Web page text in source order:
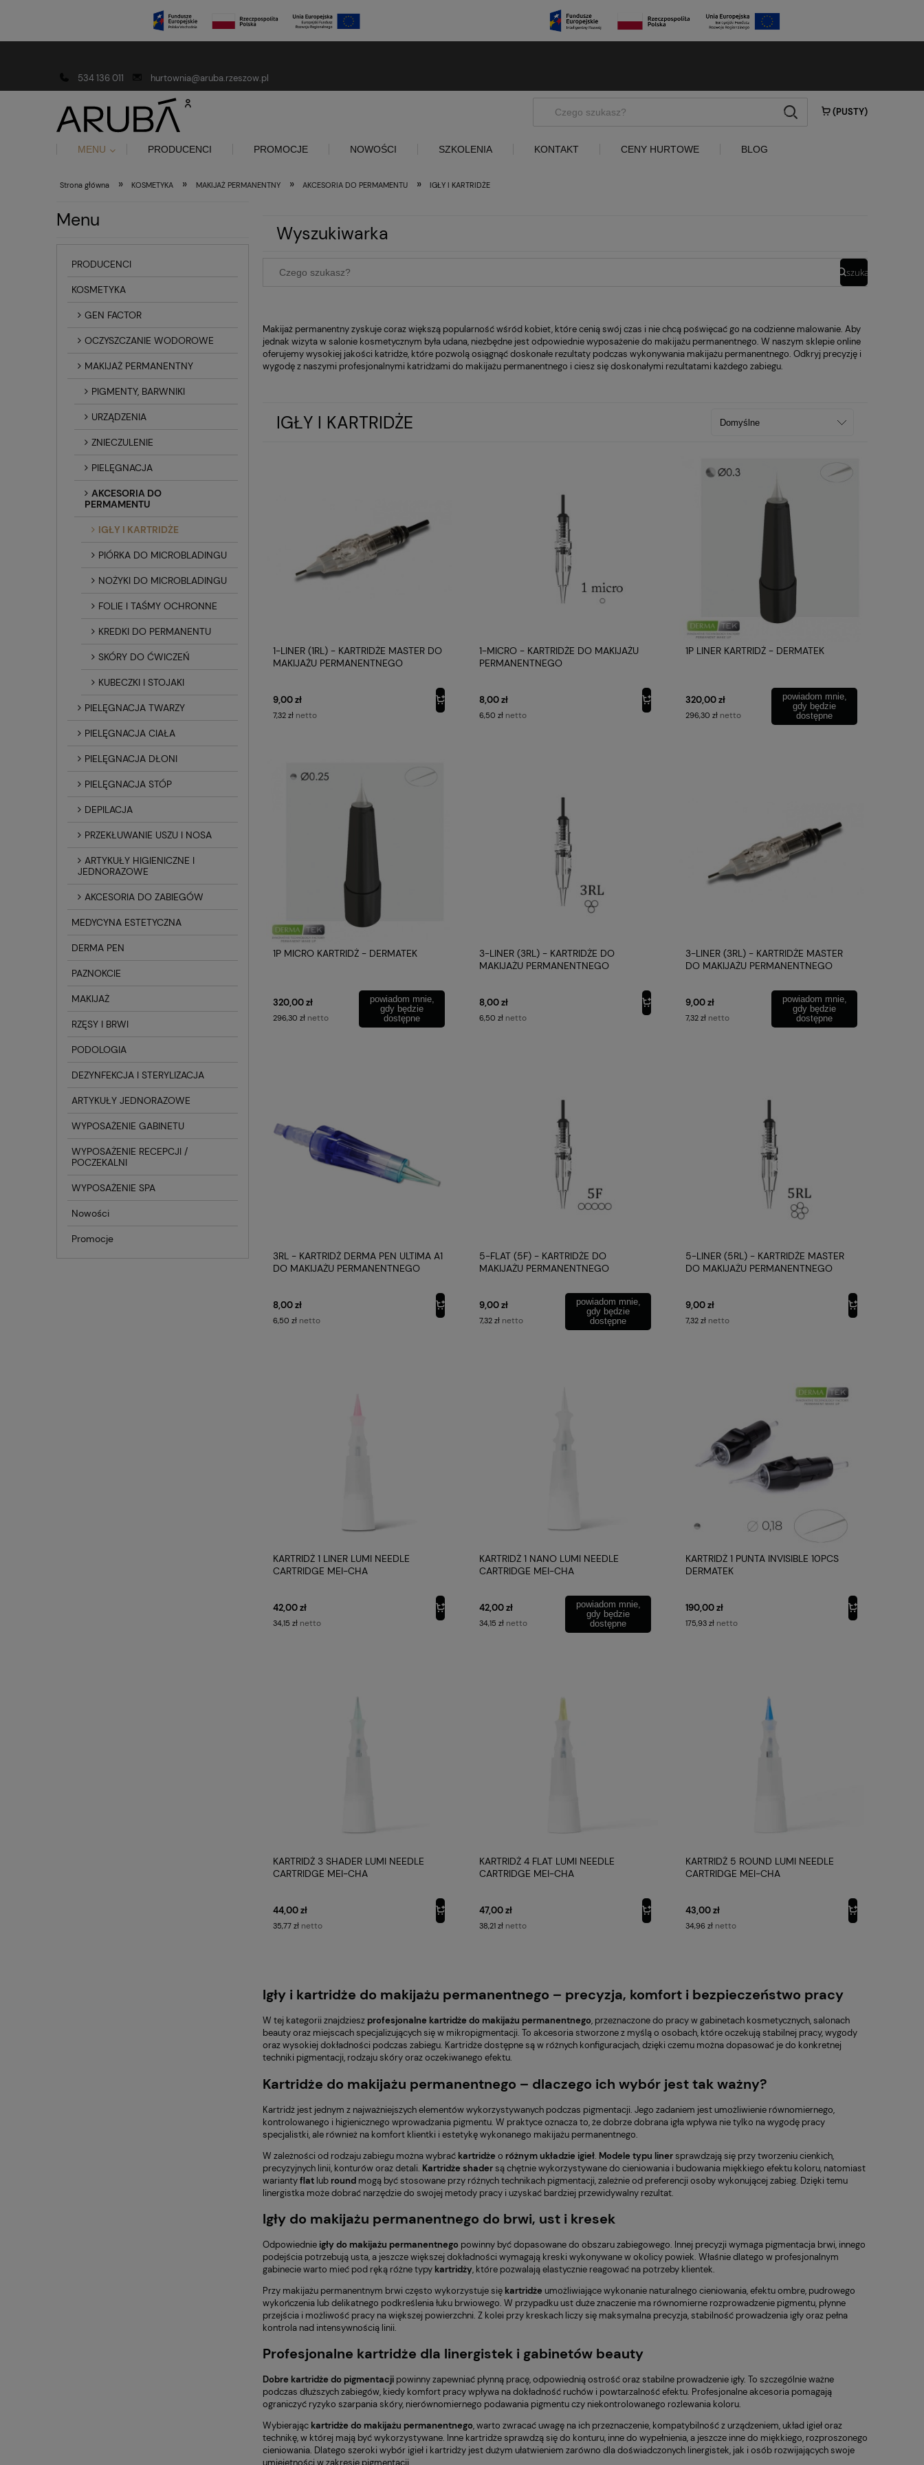
534 136 011
hurtownia@aruba.rzeszow.pl
(PUSTY)
szukaj
MENU PRODUCENCI PROMOCJE NOWOŚCI SZKOLENIA KONTAKT CENY HURTOWE BLOG
Strona główna » KOSMETYKA » MAKIJAŻ PERMANENTNY » AKCESORIA DO PERMAMENTU » IGŁY I KARTRIDŻE
Menu
PRODUCENCI
KOSMETYKA
GEN FACTOR
OCZYSZCZANIE WODOROWE
MAKIJAŻ PERMANENTNY
PIGMENTY, BARWNIKI
URZĄDZENIA
ZNIECZULENIE
PIELĘGNACJA
AKCESORIA DO
PERMAMENTU
IGŁY I KARTRIDŻE
PIÓRKA DO MICROBLADINGU
NOŻYKI DO MICROBLADINGU
FOLIE I TAŚMY OCHRONNE
KREDKI DO PERMANENTU
SKÓRY DO ĆWICZEŃ
KUBECZKI I STOJAKI
PIELĘGNACJA TWARZY
PIELĘGNACJA CIAŁA
PIELĘGNACJA DŁONI
PIELĘGNACJA STÓP
DEPILACJA
PRZEKŁUWANIE USZU I NOSA
ARTYKUŁY HIGIENICZNE I
JEDNORAZOWE
AKCESORIA DO ZABIEGÓW
MEDYCYNA ESTETYCZNA
DERMA PEN
PAZNOKCIE
MAKIJAŻ
RZĘSY I BRWI
PODOLOGIA
DEZYNFEKCJA I STERYLIZACJA
ARTYKUŁY JEDNORAZOWE
WYPOSAŻENIE GABINETU
WYPOSAŻENIE RECEPCJI /
POCZEKALNI
WYPOSAŻENIE SPA
Nowości
Promocje
Wyszukiwarka
szukaj
Makijaż permanentny zyskuje coraz większą popularność wśród kobiet, które cenią swój czas i nie chcą poświęcać go na codzienne malowanie. Aby
jednak wizyta w salonie kosmetycznym była udana, niezbędne jest odpowiednie wyposażenie do makijażu permanentnego. W naszym sklepie online
oferujemy wysokiej jakości katridże, które pozwolą osiągnąć doskonałe rezultaty podczas wykonywania makijażu permanentnego. Odkryj precyzję i
wygodę z naszymi profesjonalnymi katridżami do makijażu permanentnego i ciesz się doskonałymi rezultatami każdego zabiegu.
IGŁY I KARTRIDŻE
1-LINER (1RL) - KARTRIDŻE MASTER DO
MAKIJAŻU PERMANENTNEGO
9,00 zł
7,32 zł netto
1-MICRO - KARTRIDŻE DO MAKIJAŻU
PERMANENTNEGO
8,00 zł
6,50 zł netto
1P LINER KARTRIDŻ - DERMATEK
320,00 zł
296,30 zł netto
powiadom mnie,
gdy będzie
dostępne
1P MICRO KARTRIDŻ - DERMATEK
320,00 zł
296,30 zł netto
powiadom mnie,
gdy będzie
dostępne
3-LINER (3RL) - KARTRIDŻE DO
MAKIJAŻU PERMANENTNEGO
8,00 zł
6,50 zł netto
3-LINER (3RL) - KARTRIDŻE MASTER
DO MAKIJAŻU PERMANENTNEGO
9,00 zł
7,32 zł netto
powiadom mnie,
gdy będzie
dostępne
3RL - KARTRIDŻ DERMA PEN ULTIMA A1
DO MAKIJAŻU PERMANENTNEGO
8,00 zł
6,50 zł netto
5-FLAT (5F) - KARTRIDŻE DO
MAKIJAŻU PERMANENTNEGO
9,00 zł
7,32 zł netto
powiadom mnie,
gdy będzie
dostępne
5-LINER (5RL) - KARTRIDŻE MASTER
DO MAKIJAŻU PERMANENTNEGO
9,00 zł
7,32 zł netto
KARTRIDŻ 1 LINER LUMI NEEDLE
CARTRIDGE MEI-CHA
42,00 zł
34,15 zł netto
KARTRIDŻ 1 NANO LUMI NEEDLE
CARTRIDGE MEI-CHA
42,00 zł
34,15 zł netto
powiadom mnie,
gdy będzie
dostępne
KARTRIDŻ 1 PUNTA INVISIBLE 10PCS
DERMATEK
190,00 zł
175,93 zł netto
KARTRIDŻ 3 SHADER LUMI NEEDLE
CARTRIDGE MEI-CHA
44,00 zł
35,77 zł netto
KARTRIDŻ 4 FLAT LUMI NEEDLE
CARTRIDGE MEI-CHA
47,00 zł
38,21 zł netto
KARTRIDŻ 5 ROUND LUMI NEEDLE
CARTRIDGE MEI-CHA
43,00 zł
34,96 zł netto
Igły i kartridże do makijażu permanentnego – precyzja, komfort i bezpieczeństwo pracy
W tej kategorii znajdziesz profesjonalne kartridżedo makijażu permanentnego, przeznaczone do pracy w gabinetach kosmetycznych, salonach
beauty oraz miejscach specjalizujących się w mikropigmentacji. To akcesoria stworzone z myślą o osobach, które oczekują stabilnej pracy, wygody
oraz wysokiej dokładności podczas zabiegu. Kartridże dostępne są w różnych konfiguracjach, dzięki czemu można dopasować je do konkretnej
techniki pigmentacji, rodzaju skóry oraz oczekiwanego efektu.
Kartridże do makijażu permanentnego – dlaczego ich wybór jest tak ważny?
Kartridż jest jednym z najważniejszych elementów wykorzystywanych podczas pigmentacji. Jego zadaniem jest umożliwienie równomiernego,
kontrolowanego i higienicznego wprowadzania pigmentu. W praktyce oznacza to, że dobrze dobrana igła wpływa nie tylko na wygodę pracy
specjalistki, ale również na komfort klientki i estetykę wykonanego makijażu permanentnego.
W zależności od rodzaju zabiegu można wybrać kartridżeo różnym układzie igieł. Modele typu linersprawdzają się przy tworzeniu cienkich,
precyzyjnych linii, konturów oraz detali. Kartridże shadersą chętnie wykorzystywane do cieniowania i budowania miękkiego efektu koloru, natomiast
wariantyflat lub round mogą być stosowane przy różnych technikach pigmentacji, zależnie od preferencji osoby wykonującej zabieg. Dzięki temu
linergistka może dobrać narzędzie do swojej metody pracy i uzyskać bardziej przewidywalny rezultat.
Igły do makijażu permanentnego do brwi, ust i kresek
Odpowiednie igły do makijażu permanentnego powinny być dopasowane do obszaru zabiegowego. Innej precyzji wymaga pigmentacja brwi, innego
podejścia potrzebują usta, a jeszcze większej dokładności wymagają kreski wykonywane w okolicy powiek. Właśnie dlatego w profesjonalnym
gabinecie warto mieć pod ręką różne typy kartridży, które pozwalają elastycznie reagować na potrzeby klientek.
Przy makijażu permanentnym brwi często wykorzystuje się kartridżeumożliwiające wykonanie naturalnego cieniowania, efektu ombre, pudrowego
wykończenia lub delikatnego podkreślenia łuku brwiowego. W przypadku ust duże znaczenie ma równomierne rozprowadzenie pigmentu, płynne
przejścia i możliwość pracy na większej powierzchni. Z kolei przy kreskach liczy się maksymalna precyzja, stabilność prowadzenia igły oraz pełna
kontrola nad intensywnością linii.
Profesjonalne kartridże dla linergistek i gabinetów beauty
Dobre kartridże do pigmentacji powinny zapewniać płynną pracę, odpowiednią ostrość oraz stabilne prowadzenie igły. To szczególnie ważne
podczas dłuższych zabiegów, kiedy komfort pracy wpływa na dokładność ruchów i powtarzalność efektu. Profesjonalne akcesoria pomagają
ograniczyć ryzyko szarpania skóry, nierównomiernego podawania pigmentu czy niekontrolowanego rozlewania koloru.
Wybierając kartridże do makijażu permanentnego, warto zwracać uwagę na ich przeznaczenie, kompatybilność z urządzeniem, układ igieł oraz
technikę, w której mają być wykorzystywane. Inne kartridże sprawdzą się do konturu, inne do wypełnienia, a jeszcze inne do miękkiego, rozproszonego
cieniowania. Dlatego szeroki wybór igieł i kartridży jest dużym ułatwieniem zarówno dla doświadczonych linergistek, jak i osób rozwijających swoje